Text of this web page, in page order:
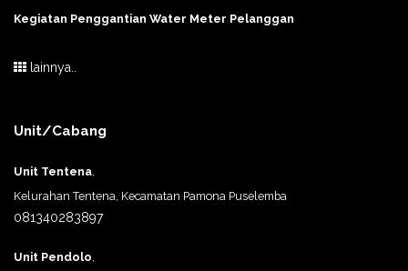
Kegiatan Penggantian Water Meter Pelanggan
lainnya..
Unit/Cabang
Unit Tentena
Kelurahan Tentena, Kecamatan Pamona Puselemba
081340283897
Unit Pendolo